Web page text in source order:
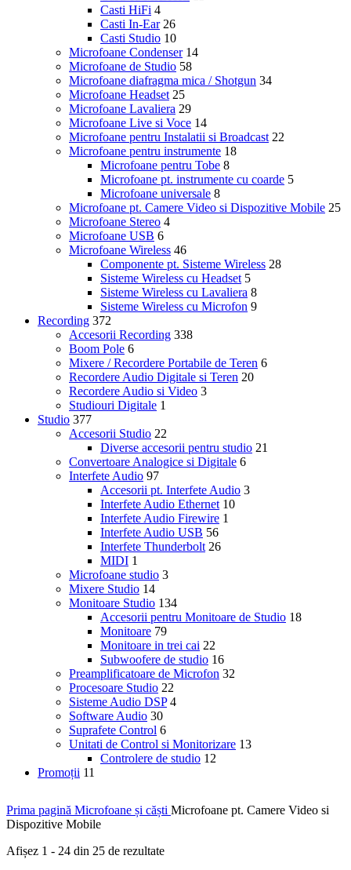
Casti HiFi 4
Casti In-Ear 26
Casti Studio 10
Microfoane Condenser 14
Microfoane de Studio 58
Microfoane diafragma mica / Shotgun 34
Microfoane Headset 25
Microfoane Lavaliera 29
Microfoane Live si Voce 14
Microfoane pentru Instalatii si Broadcast 22
Microfoane pentru instrumente 18
Microfoane pentru Tobe 8
Microfoane pt. instrumente cu coarde 5
Microfoane universale 8
Microfoane pt. Camere Video si Dispozitive Mobile 25
Microfoane Stereo 4
Microfoane USB 6
Microfoane Wireless 46
Componente pt. Sisteme Wireless 28
Sisteme Wireless cu Headset 5
Sisteme Wireless cu Lavaliera 8
Sisteme Wireless cu Microfon 9
Recording 372
Accesorii Recording 338
Boom Pole 6
Mixere / Recordere Portabile de Teren 6
Recordere Audio Digitale si Teren 20
Recordere Audio si Video 3
Studiouri Digitale 1
Studio 377
Accesorii Studio 22
Diverse accesorii pentru studio 21
Convertoare Analogice si Digitale 6
Interfete Audio 97
Accesorii pt. Interfete Audio 3
Interfete Audio Ethernet 10
Interfete Audio Firewire 1
Interfete Audio USB 56
Interfete Thunderbolt 26
MIDI 1
Microfoane studio 3
Mixere Studio 14
Monitoare Studio 134
Accesorii pentru Monitoare de Studio 18
Monitoare 79
Monitoare in trei cai 22
Subwoofere de studio 16
Preamplificatoare de Microfon 32
Procesoare Studio 22
Sisteme Audio DSP 4
Software Audio 30
Suprafete Control 6
Unitati de Control si Monitorizare 13
Controlere de studio 12
Promoții 11
Prima pagină Microfoane și căști Microfoane pt. Camere Video si
Dispozitive Mobile
Afișez 1 - 24 din 25 de rezultate